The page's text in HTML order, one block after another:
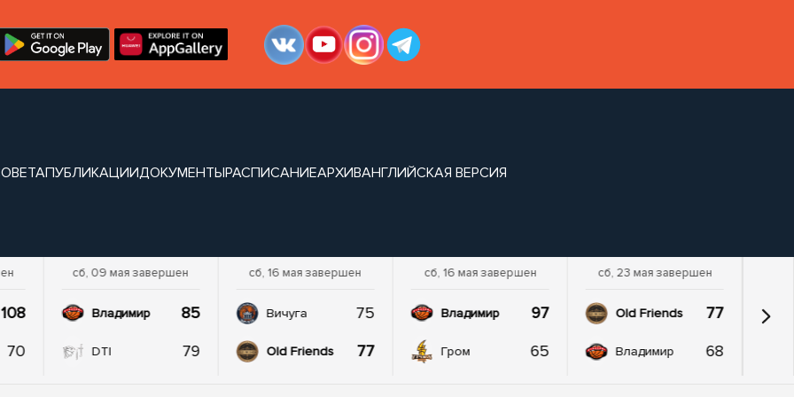
ПУБЛИКАЦИИДОКУМЕНТЫРАСПИСАНИЕАРХИВАНГЛИЙСКАЯ ВЕРСИЯ
108
70
сб, 09 мая завершен
Владимир 85
DTI 79
сб, 16 мая завершен
Вичуга 75
Old Friends 77
сб, 16 мая завершен
Владимир 97
Гром 65
сб, 23 мая завершен
Old Friends 77
Владимир 68